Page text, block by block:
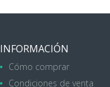
INFORMACIÓN
Cómo comprar
Condiciones de venta